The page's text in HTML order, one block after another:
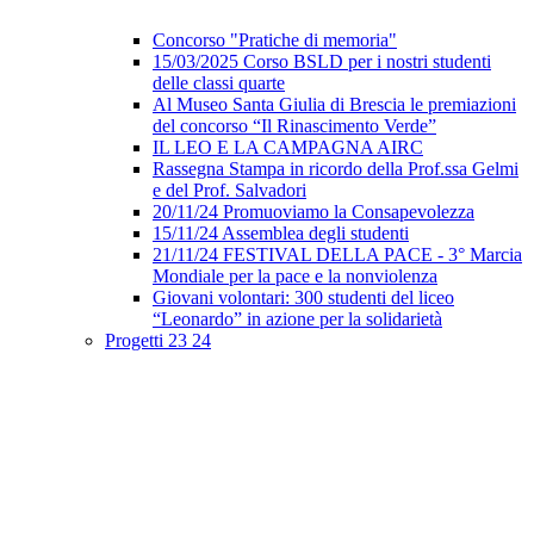
Concorso "Pratiche di memoria"
15/03/2025 Corso BSLD per i nostri studenti
delle classi quarte
Al Museo Santa Giulia di Brescia le premiazioni
del concorso “Il Rinascimento Verde”
IL LEO E LA CAMPAGNA AIRC
Rassegna Stampa in ricordo della Prof.ssa Gelmi
e del Prof. Salvadori
20/11/24 Promuoviamo la Consapevolezza
15/11/24 Assemblea degli studenti
21/11/24 FESTIVAL DELLA PACE - 3° Marcia
Mondiale per la pace e la nonviolenza
Giovani volontari: 300 studenti del liceo
“Leonardo” in azione per la solidarietà
Progetti 23 24